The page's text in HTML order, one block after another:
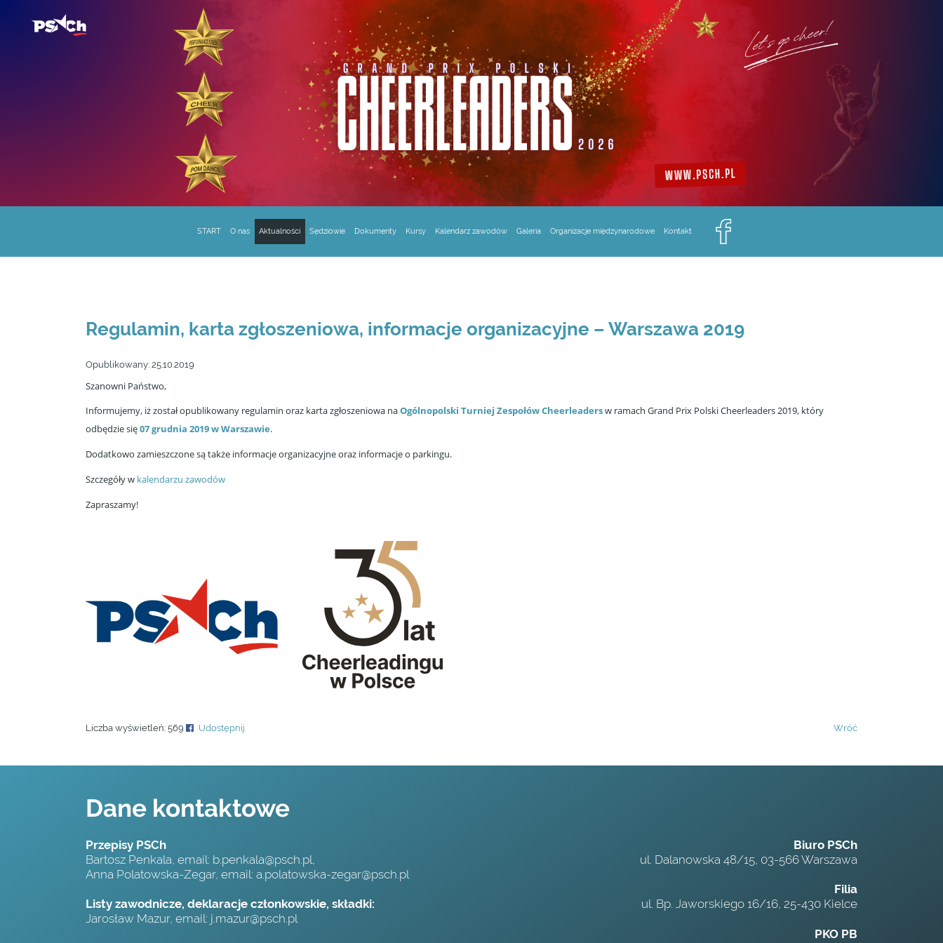
START O nas Aktualności Sędziowie Dokumenty Kursy Kalendarz zawodów Galeria Organizacje międzynarodowe Kontakt
Regulamin, karta zgłoszeniowa, informacje organizacyjne – Warszawa 2019
Opublikowany: 25.10.2019
Szanowni Państwo,
Informujemy, iż został opublikowany regulamin oraz karta zgłoszeniowa naOgólnopolski Turniej Zespołów Cheerleadersw ramach Grand Prix Polski Cheerleaders 2019, który
odbędzie się07 grudnia 2019 w Warszawie.
Dodatkowo zamieszczone są także informacje organizacyjne oraz informacje o parkingu.
Szczegóły w kalendarzu zawodów
Zapraszamy!
Liczba wyświetleń: 569 Udostępnij Wróć
Dane kontaktowe
Przepisy PSCh
Bartosz Penkala, email: b.penkala@psch.pl
Anna Polatowska-Zegar, email: a.polatowska-zegar@psch.pl
Listy zawodnicze, deklaracje członkowskie, składki:
Jarosław Mazur, email: j.mazur@psch.pl
Biuro PSCh
ul. Dalanowska 48/15, 03-566 Warszawa
Filia
ul. Bp. Jaworskiego 16/16, 25-430 Kielce
PKO PB